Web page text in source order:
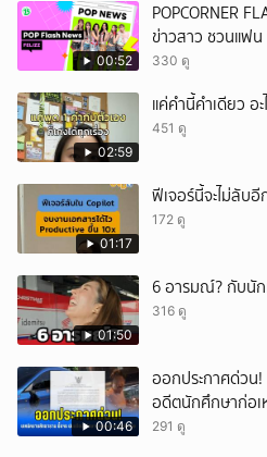
00:52
POPCORNER
ข่าวสาว ชวนแฟน
(Catch Me If You
330 ดู
02:59
แค่คำนี้คำเดียว อะ
451 ดู
01:17
ฟีเจอร์นี้จะไม่ลับ
172 ดู
01:50
6 อารมณ์? กับนัก
316 ดู
00:46
ออกประกาศด่วน!
อดีตนักศึกษาก่อเ
291 ดู